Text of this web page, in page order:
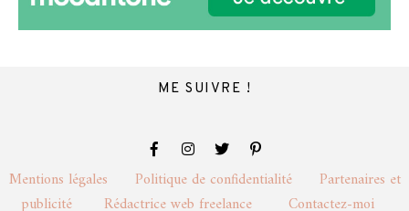
ME SUIVRE !
Mentions légales Politique de confidentialité Partenaires et
publicité Rédactrice web freelance Contactez-moi